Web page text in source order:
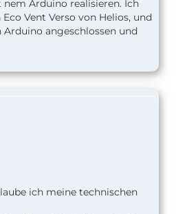
Arduino realisieren. Ich
Vent Verso von Helios, und
Arduino angeschlossen und
ich meine technischen